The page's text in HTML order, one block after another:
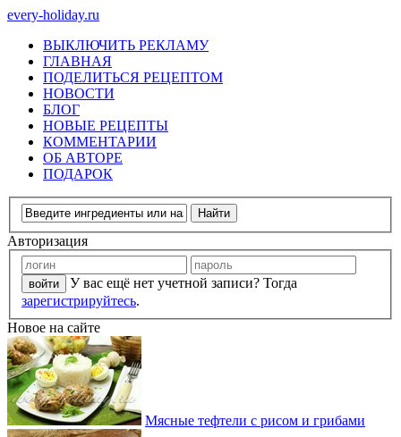
every-holiday.ru
ВЫКЛЮЧИТЬ РЕКЛАМУ
ГЛАВНАЯ
ПОДЕЛИТЬСЯ РЕЦЕПТОМ
НОВОСТИ
БЛОГ
НОВЫЕ РЕЦЕПТЫ
КОММЕНТАРИИ
ОБ АВТОРЕ
ПОДАРОК
Авторизация
У вас ещё нет учетной записи? Тогда
зарегистрируйтесь.
Новое на сайте
Мясные тефтели с рисом и грибами